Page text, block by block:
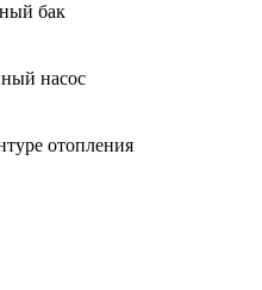
бак
насос
отопления